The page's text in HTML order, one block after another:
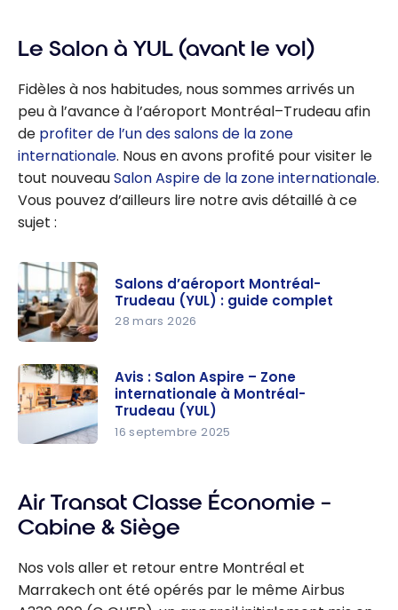
la BNC :
obtenir le
remboursemen
t voyage de
150$ ?
Le Salon à YUL (avant le vol)
Fidèles à nos habitudes, nous sommes arrivés un
peu à l’avance à l’aéroport Montréal–Trudeau afin
de profiter de l’un des salons de la zone
internationale. Nous en avons profité pour visiter le
tout nouveauSalon Aspire de la zone internationale.
Vous pouvez d’ailleurs lire notre avis détaillé à ce
sujet :
d’aéroport
Montréal-
Trudeau
(YUL) :
Salons d’aéroport Montréal-
Trudeau (YUL) : guide complet
28 mars 2026
Zone
internation
Montréal-
Trudeau
Avis : Salon Aspire – Zone
internationale à Montréal-
Trudeau (YUL)
16 septembre 2025
Air Transat Classe Économie –
Cabine & Siège
Nos vols aller et retour entre Montréal et
Marrakech ont été opérés par le même Airbus